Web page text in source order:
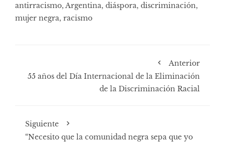
antirracismo, Argentina, diáspora, discriminación,
mujer negra, racismo
Anterior
55 años del Día Internacional de la Eliminación
de la Discriminación Racial
Siguiente
“Necesito que la comunidad negra sepa que yo